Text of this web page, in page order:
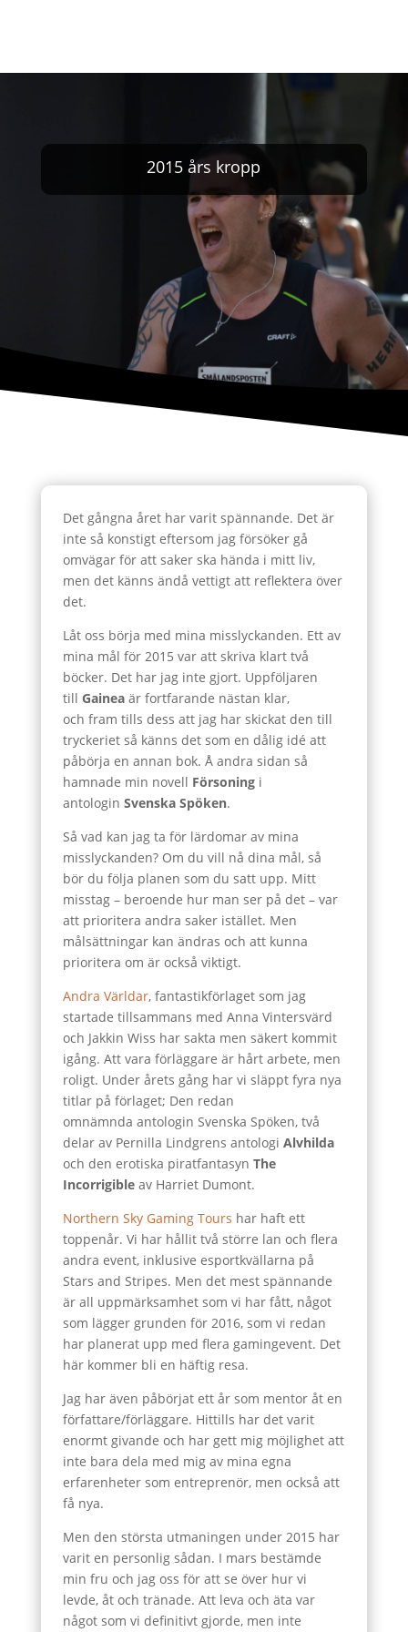
2015 års kropp
Det gångna året har varit spännande. Det är
inte så konstigt eftersom jag försöker gå
omvägar för att saker ska hända i mitt liv,
men det känns ändå vettigt att reflektera över
det.
Låt oss börja med mina misslyckanden. Ett av
mina mål för 2015 var att skriva klart två
böcker. Det har jag inte gjort. Uppföljaren
till Gaineaär fortfarande nästan klar,
och fram tills dess att jag har skickat den till
tryckeriet så känns det som en dålig idé att
påbörja en annan bok. Å andra sidan så
hamnade min novell Försoningi
antologin Svenska Spöken.
Så vad kan jag ta för lärdomar av mina
misslyckanden? Om du vill nå dina mål, så
bör du följa planen som du satt upp. Mitt
misstag – beroende hur man ser på det – var
att prioritera andra saker istället. Men
målsättningar kan ändras och att kunna
prioritera om är också viktigt.
Andra Världar, fantastikförlaget som jag
startade tillsammans med Anna Vintersvärd
och Jakkin Wiss har sakta men säkert kommit
igång. Att vara förläggare är hårt arbete, men
roligt. Under årets gång har vi släppt fyra nya
titlar på förlaget; Den redan
omnämnda antologin Svenska Spöken, två
delar av Pernilla Lindgrens antologi Alvhilda
och den erotiska piratfantasyn The
Incorrigibleav Harriet Dumont.
Northern Sky Gaming Tours har haft ett
toppenår. Vi har hållit två större lan och flera
andra event, inklusive esportkvällarna på
Stars and Stripes. Men det mest spännande
är all uppmärksamhet som vi har fått, något
som lägger grunden för 2016, som vi redan
har planerat upp med flera gamingevent. Det
här kommer bli en häftig resa.
Jag har även påbörjat ett år som mentor åt en
författare/förläggare. Hittills har det varit
enormt givande och har gett mig möjlighet att
inte bara dela med mig av mina egna
erfarenheter som entreprenör, men också att
få nya.
Men den största utmaningen under 2015 har
varit en personlig sådan. I mars bestämde
min fru och jag oss för att se över hur vi
levde, åt och tränade. Att leva och äta var
något som vi definitivt gjorde, men inte